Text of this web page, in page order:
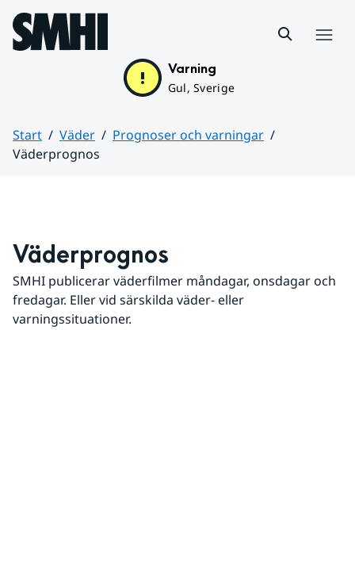
Hoppa till sidans innehåll
Varning
Gul, Sverige
Start Väder
Prognoser och varningar
Väderprognos
Väderprognos
SMHI publicerar väderfilmer måndagar, onsdagar och
fredagar. Eller vid särskilda väder- eller
varningssituationer.